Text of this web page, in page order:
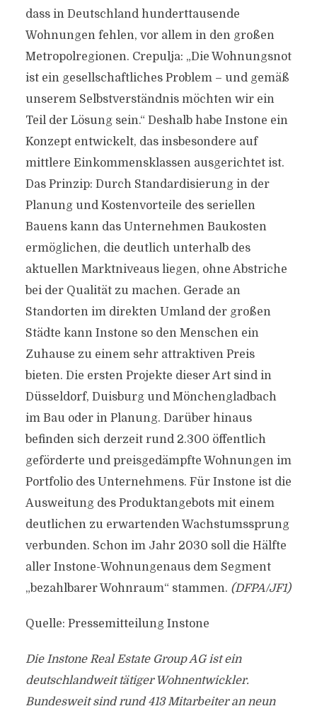
dass in Deutschland hunderttausende
Wohnungen fehlen, vor allem in den großen
Metropolregionen. Crepulja: „Die Wohnungsnot
ist ein gesellschaftliches Problem – und gemäß
unserem Selbstverständnis möchten wir ein
Teil der Lösung sein.“ Deshalb habe Instone ein
Konzept entwickelt, das insbesondere auf
mittlere Einkommensklassen ausgerichtet ist.
Das Prinzip: Durch Standardisierung in der
Planung und Kostenvorteile des seriellen
Bauens kann das Unternehmen Baukosten
ermöglichen, die deutlich unterhalb des
aktuellen Marktniveaus liegen, ohne Abstriche
bei der Qualität zu machen. Gerade an
Standorten im direkten Umland der großen
Städte kann Instone so den Menschen ein
Zuhause zu einem sehr attraktiven Preis
bieten. Die ersten Projekte dieser Art sind in
Düsseldorf, Duisburg und Mönchengladbach
im Bau oder in Planung. Darüber hinaus
befinden sich derzeit rund 2.300 öffentlich
geförderte und preisgedämpfte Wohnungen im
Portfolio des Unternehmens. Für Instone ist die
Ausweitung des Produktangebots mit einem
deutlichen zu erwartenden Wachstumssprung
verbunden. Schon im Jahr 2030 soll die Hälfte
aller Instone-Wohnungenaus dem Segment
„bezahlbarer Wohnraum“ stammen. (DFPA/JF1)
Quelle: Pressemitteilung Instone
Die Instone Real Estate Group AG ist ein
deutschlandweit tätiger Wohnentwickler.
Bundesweit sind rund 413 Mitarbeiter an neun